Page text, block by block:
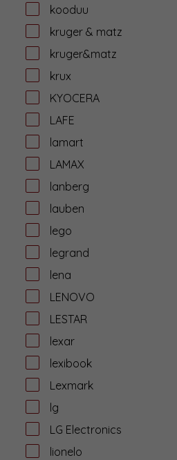
kooduu
kruger & matz
kruger&matz
krux
KYOCERA
LAFE
lamart
LAMAX
lanberg
lauben
lego
legrand
lena
LENOVO
LESTAR
lexar
lexibook
Lexmark
lg
LG Electronics
lionelo